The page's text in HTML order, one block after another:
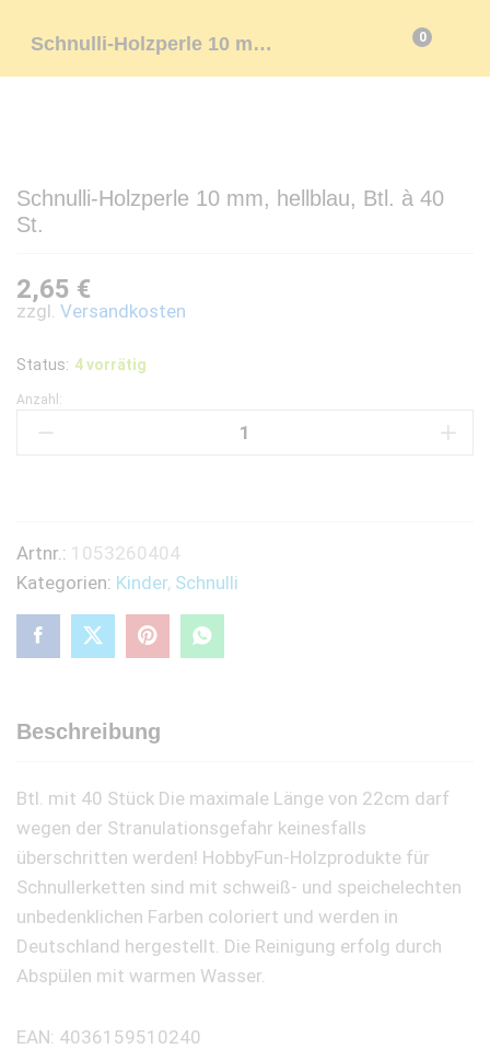
Schnulli-Holzperle 10 mm, hellblau, Btl. à 40 St. 0
Schnulli-Holzperle 10 mm, hellblau, Btl. à 40
St.
2,65 €
zzgl. Versandkosten
Status: 4 vorrätig
Schnulli-
Holzperle
Btl.
à
40
St.
Anzahl:
Artnr.: 1053260404
Kategorien: Kinder, Schnulli
Beschreibung
Btl. mit 40 Stück Die maximale Länge von 22cm darf
wegen der Stranulationsgefahr keinesfalls
überschritten werden! HobbyFun-Holzprodukte für
Schnullerketten sind mit schweiß- und speichelechten
unbedenklichen Farben coloriert und werden in
Deutschland hergestellt. Die Reinigung erfolg durch
Abspülen mit warmen Wasser.
EAN: 4036159510240